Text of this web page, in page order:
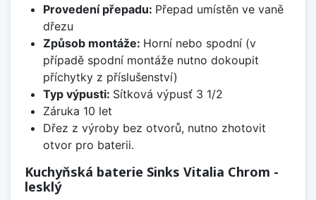
Provedení přepadu: Přepad umístěn ve vaně
dřezu
Způsob montáže: Horní nebo spodní (v
případě spodní montáže nutno dokoupit
příchytky z příslušenství)
Typ výpusti: Sítková výpusť 3 1/2
Záruka 10 let
Dřez z výroby bez otvorů, nutno zhotovit
otvor pro baterii.
Kuchyňská baterie Sinks Vitalia Chrom -
lesklý